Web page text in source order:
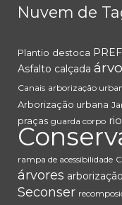
Nuvem de
Plantio destoca
Asfalto calçada
Canais arborização
Arborização urbana
praças guarda corpo
rampa de acessibilidade
árvores arborização
Seconser